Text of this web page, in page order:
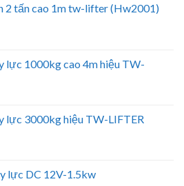
2 tấn cao 1m tw-lifter (Hw2001)
lực 1000kg cao 4m hiệu TW-
lực 3000kg hiệu TW-LIFTER
lực DC 12V-1.5kw